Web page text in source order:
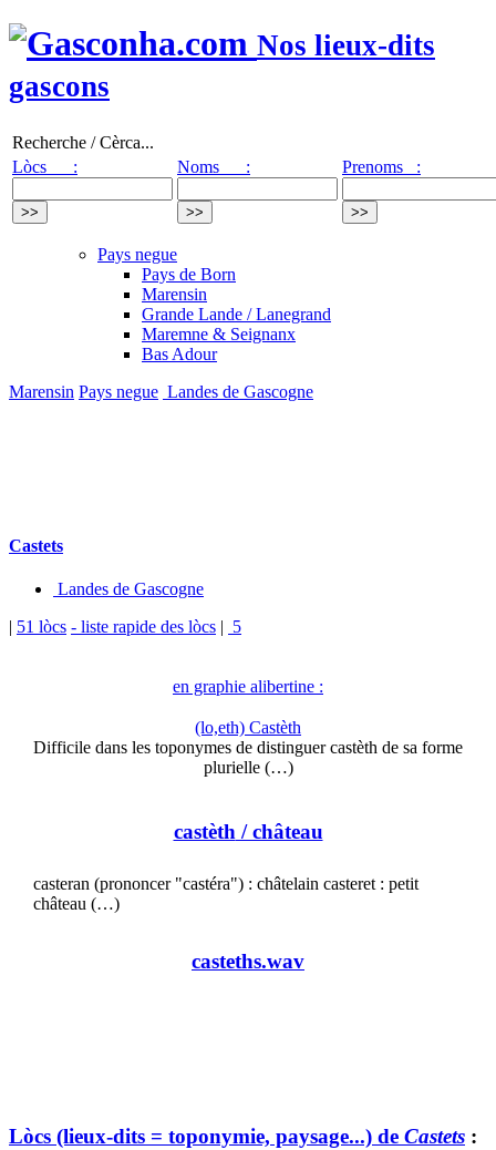
Nos lieux-dits
gascons
Recherche / Cèrca...
Lòcs :
Noms : Prenoms :
Pays negue
Pays de Born
Marensin
Grande Lande / Lanegrand
Maremne & Seignanx
Bas Adour
Marensin Pays negue Landes de Gascogne
Castets
Landes de Gascogne
| 51 lòcs - liste rapide des lòcs | 5
en graphie alibertine :
(lo,eth) Castèth
Difficile dans les toponymes de distinguer castèth de sa forme
plurielle (…)
castèth / château
casteran (prononcer "castéra") : châtelain casteret : petit
château (…)
casteths.wav
Lòcs (lieux-dits = toponymie, paysage...) de Castets :